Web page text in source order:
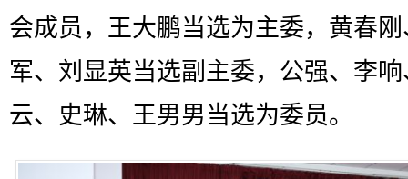
会成员，王大鹏当选为主委，黄春
军、刘显英当选副主委，公强、李
云、史琳、王男男当选为委员。